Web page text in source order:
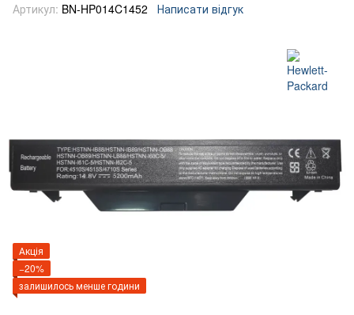
Артикул: BN-HP014C1452 Написати відгук
Акція
−20%
залишилось менше години